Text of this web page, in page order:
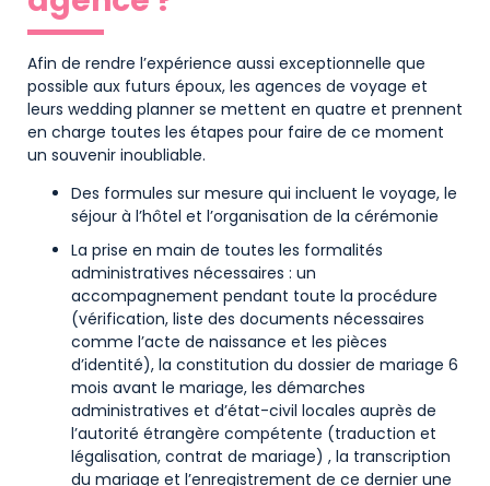
Afin de rendre l’expérience aussi exceptionnelle que
possible aux futurs époux, les agences de voyage et
leurs wedding planner se mettent en quatre et prennent
en charge toutes les étapes pour faire de ce moment
un souvenir inoubliable.
Des formules sur mesure qui incluent le voyage, le
séjour à l’hôtel et l’organisation de la cérémonie
La prise en main de toutes les formalités
administratives nécessaires : un
accompagnement pendant toute la procédure
(vérification, liste des documents nécessaires
comme l’acte de naissance et les pièces
d’identité), la constitution du dossier de mariage 6
mois avant le mariage, les démarches
administratives et d’état-civil locales auprès de
l’autorité étrangère compétente (traduction et
légalisation, contrat de mariage) , la transcription
du mariage et l’enregistrement de ce dernier une